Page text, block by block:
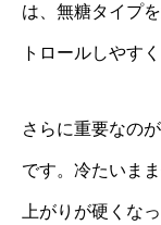
は、無糖タイプ
トロールしやす
さらに重要なのが
です。冷たいま
上がりが硬くな